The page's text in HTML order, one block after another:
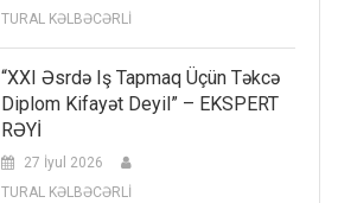
TURAL KƏLBƏCƏRLİ
“XXI Əsrdə Iş Tapmaq Üçün Təkcə
Diplom Kifayət Deyil” – EKSPERT
RƏYİ
27 İyul 2026
TURAL KƏLBƏCƏRLİ